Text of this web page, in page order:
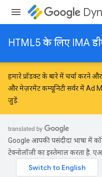
HTML5 के लिए IMA
हमारे प्रॉडक्ट के बारे में चर्चा करने
और मेज़रमेंट कम्यूनिटीसर्वर में Ad
जुड़ें.
Google आपकी पसंदीदा भाषा में
टेक्नोलॉजी का इस्तेमाल करता है.